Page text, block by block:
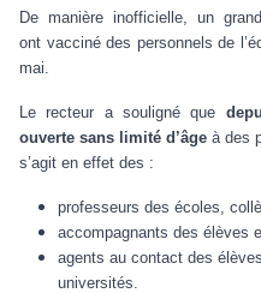
De manière inofficielle, un
ont vacciné des personnels de
mai.
Le recteur a souligné que
ouverte sans limité d’âge à des
s’agit en effet des :
professeurs des écoles,
accompagnants des élèves
agents au contact des
universités.